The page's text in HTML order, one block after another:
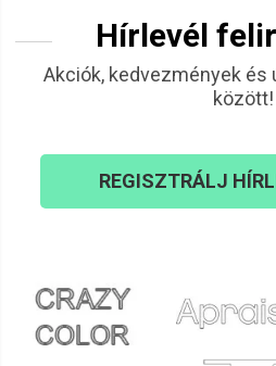
Hírlevél
Akciók, kedvezmények és
között!
REGISZTRÁLJ